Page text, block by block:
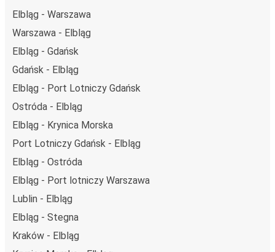
Elbląg - Warszawa
Warszawa - Elbląg
Elbląg - Gdańsk
Gdańsk - Elbląg
Elbląg - Port Lotniczy Gdańsk
Ostróda - Elbląg
Elbląg - Krynica Morska
Port Lotniczy Gdańsk - Elbląg
Elbląg - Ostróda
Elbląg - Port lotniczy Warszawa
Lublin - Elbląg
Elbląg - Stegna
Kraków - Elbląg